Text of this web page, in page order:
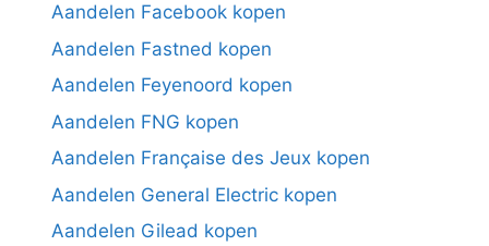
Aandelen Facebook kopen
Aandelen Fastned kopen
Aandelen Feyenoord kopen
Aandelen FNG kopen
Aandelen Française des Jeux kopen
Aandelen General Electric kopen
Aandelen Gilead kopen